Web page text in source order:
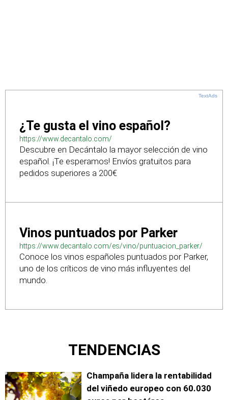
TextAds
¿Te gusta el vino español?
https://www.decantalo.com/
Descubre en Decántalo la mayor selección de vino
español. ¡Te esperamos! Envíos gratuitos para
pedidos superiores a 200€
Vinos puntuados por Parker
https://www.decantalo.com/es/vino/puntuacion_parker/
Conoce los vinos españoles puntuados por Parker,
uno de los críticos de vino más influyentes del
mundo.
TENDENCIAS
Champaña lidera la rentabilidad
del viñedo europeo con 60.030